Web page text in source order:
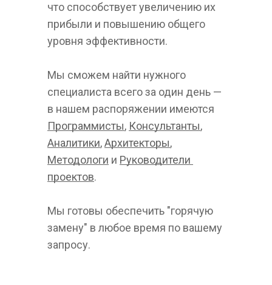
что способствует увеличению их
прибыли и повышению общего
уровня эффективности.
Мы сможем найти нужного
специалиста всего за один день —
Программисты, Консультанты
Аналитики, Архитекторы
Методологи и Руководители
проектов.
Мы готовы обеспечить "горячую
замену" в любое время по вашему
запросу.